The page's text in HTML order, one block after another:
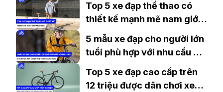
Top 5 xe đạp thể thao có
thiết kế mạnh mẽ nam giới
nên mua
5 mẫu xe đạp cho người lớn
tuổi phù hợp với nhu cầu di
chuyển, tập luyện thể thao
hằng ngày
Top 5 xe đạp cao cấp trên
12 triệu được dân chơi xe